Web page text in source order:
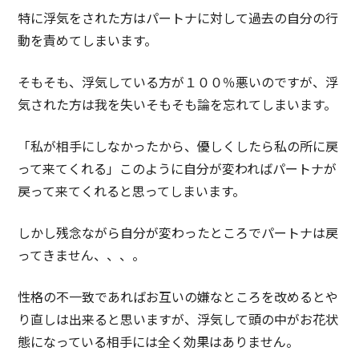
特に浮気をされた方はパートナに対して過去の自分の行
動を責めてしまいます。
そもそも、浮気している方が１００％悪いのですが、浮
気された方は我を失いそもそも論を忘れてしまいます。
「私が相手にしなかったから、優しくしたら私の所に戻
って来てくれる」このように自分が変わればパートナが
戻って来てくれると思ってしまいます。
しかし残念ながら自分が変わったところでパートナは戻
ってきません、、、。
性格の不一致であればお互いの嫌なところを改めるとや
り直しは出来ると思いますが、浮気して頭の中がお花状
態になっている相手には全く効果はありません。